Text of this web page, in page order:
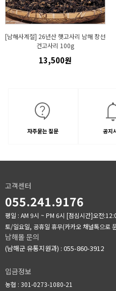
[남해사계절] 26년산 햇고사리 남해 창선
건고사리 100g
13,500원
자주묻는 질문 공지
고객센터
055.241.9176
평일 : AM 9시 ~ PM 6시 [점심시간]오전
토/일요일, 공휴일 휴무(카카오 채널톡으로
남해몰 문의
(남해군 유통지원과) : 055-860-3912
입금정보
농협 : 301-0273-1080-21